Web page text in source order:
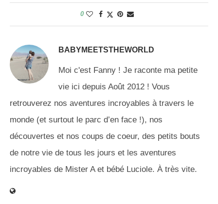
0
BABYMEETSTHEWORLD
Moi c'est Fanny ! Je raconte ma petite
vie ici depuis Août 2012 ! Vous
retrouverez nos aventures incroyables à travers le
monde (et surtout le parc d’en face !), nos
découvertes et nos coups de coeur, des petits bouts
de notre vie de tous les jours et les aventures
incroyables de Mister A et bébé Luciole. À très vite.